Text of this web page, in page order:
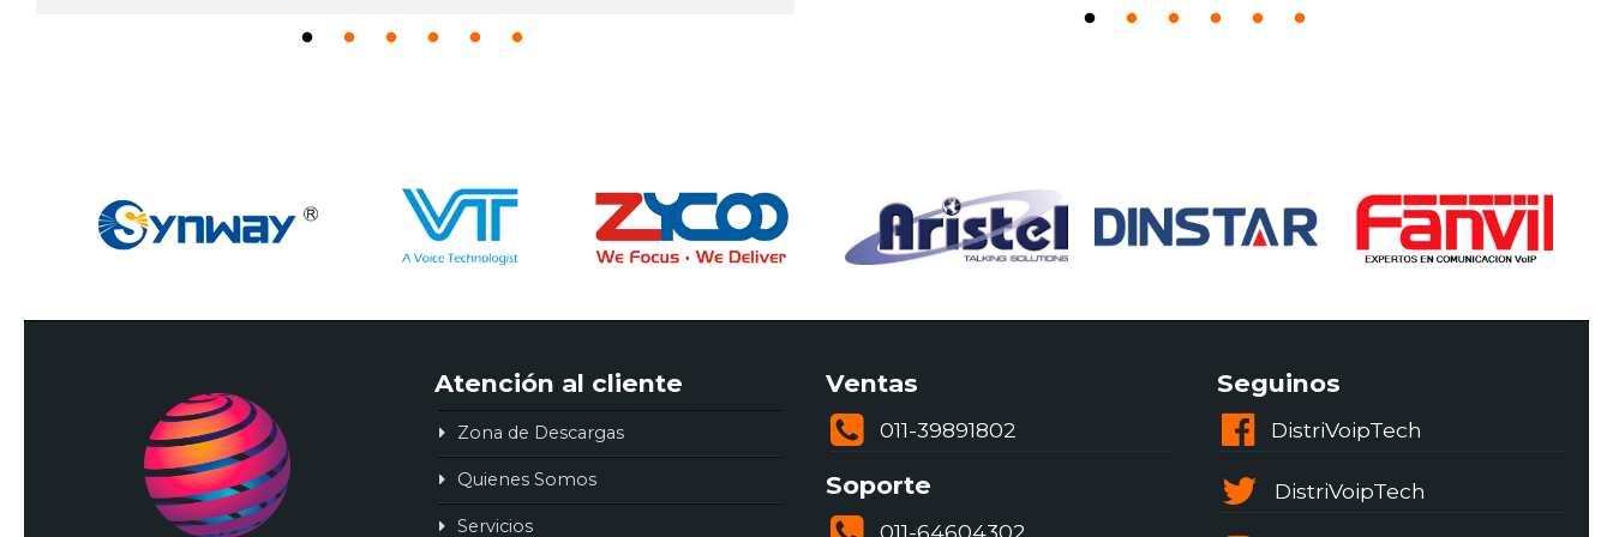
Atención al cliente
Zona de Descargas
Quienes Somos
Servicios
Ventas
011-39891802
Soporte
011-64604302
Seguinos
DistriVoipTech
DistriVoipTech